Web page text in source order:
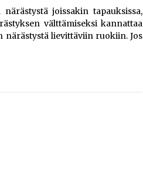
joissakin tapauksissa,
välttämiseksi kannattaa
närästystä lievittäviin ruokiin. Jos